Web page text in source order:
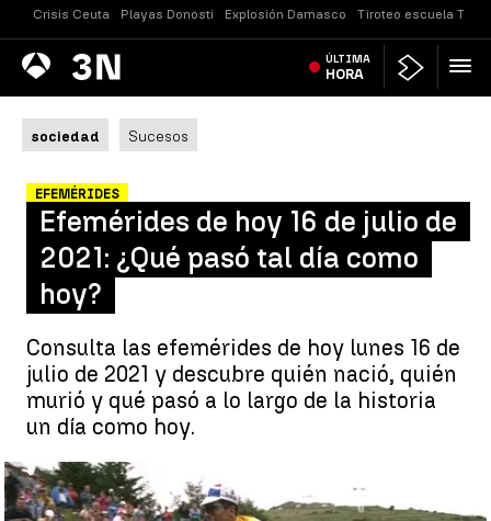
Crisis Ceuta Playas Donosti Explosión Damasco Tiroteo escuela
Antena
3 Noticias ÚLTIMA
HORA
sociedad Sucesos
EFEMÉRIDES
Efemérides de hoy 16 de julio de
2021: ¿Qué pasó tal día como
hoy?
Consulta las efemérides de hoy lunes 16 de
julio de 2021 y descubre quién nació, quién
murió y qué pasó a lo largo de la historia
un día como hoy.